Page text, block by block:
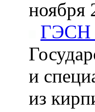
ноября
ГЭСН
и
из